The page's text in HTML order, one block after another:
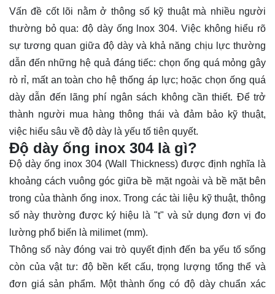
Vấn đề cốt lõi nằm ở thông số kỹ thuật mà nhiều người
thường bỏ qua: độ dày ống lnox 304. Việc không hiểu rõ
sự tương quan giữa độ dày và khả năng chịu lực thường
dẫn đến những hệ quả đáng tiếc: chọn ống quá mỏng gây
rò rỉ, mất an toàn cho hệ thống áp lực; hoặc chọn ống quá
dày dẫn đến lãng phí ngân sách không cần thiết. Để trở
thành người mua hàng thông thái và đảm bảo kỹ thuật,
việc hiểu sâu về độ dày là yếu tố tiên quyết.
Độ dày ống inox 304 là gì?
Độ dày ống inox 304 (Wall Thickness) được định nghĩa là
khoảng cách vuông góc giữa bề mặt ngoài và bề mặt bên
trong của thành ống inox. Trong các tài liệu kỹ thuật, thông
số này thường được ký hiệu là "t" và sử dụng đơn vị đo
lường phổ biến là milimet (mm).
Thông số này đóng vai trò quyết định đến ba yếu tố sống
còn của vật tư: độ bền kết cấu, trọng lượng tổng thể và
đơn giá sản phẩm. Một thành ống có độ dày chuẩn xác